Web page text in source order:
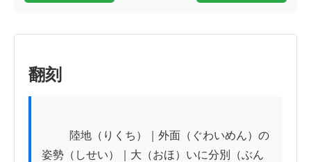
翻刻
姿勢（しせい）｜大（おほ）いに分別（ぶん